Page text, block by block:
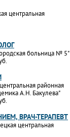
центральная
больница № 5"
районная
А.Н. Бакулева"
ВРАЧ-ТЕРАПЕВТ
центральная